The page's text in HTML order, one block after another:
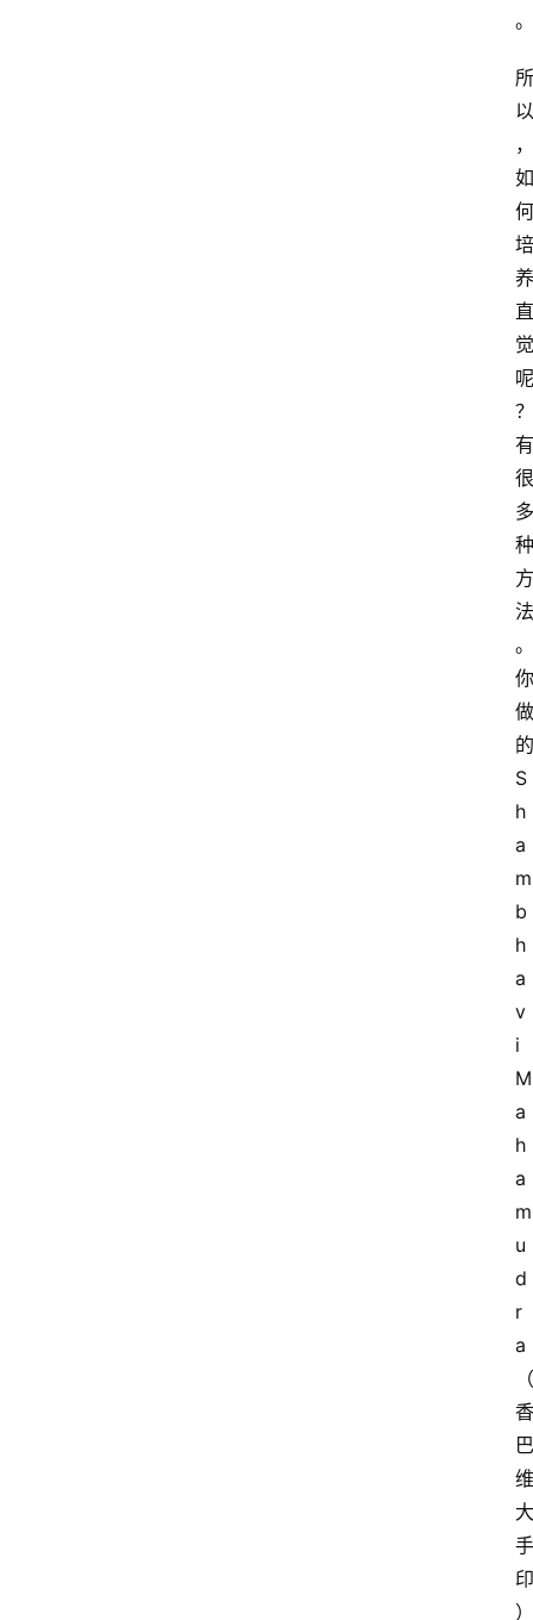
。
所
以
，
如
何
培
养
直
觉
呢
？
有
很
多
种
方
法
。
你
做
的
S
h
a
m
b
h
a
v
i
M
a
h
a
m
u
d
r
a
（
香
巴
维
大
手
印
）